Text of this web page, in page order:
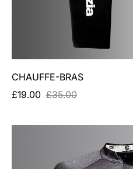
CHAUFFE-BRAS
£19.00 £35.00